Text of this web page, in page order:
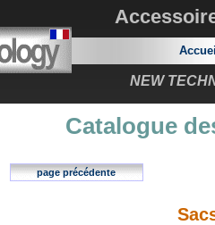
NEW
Catalogue
page précédente